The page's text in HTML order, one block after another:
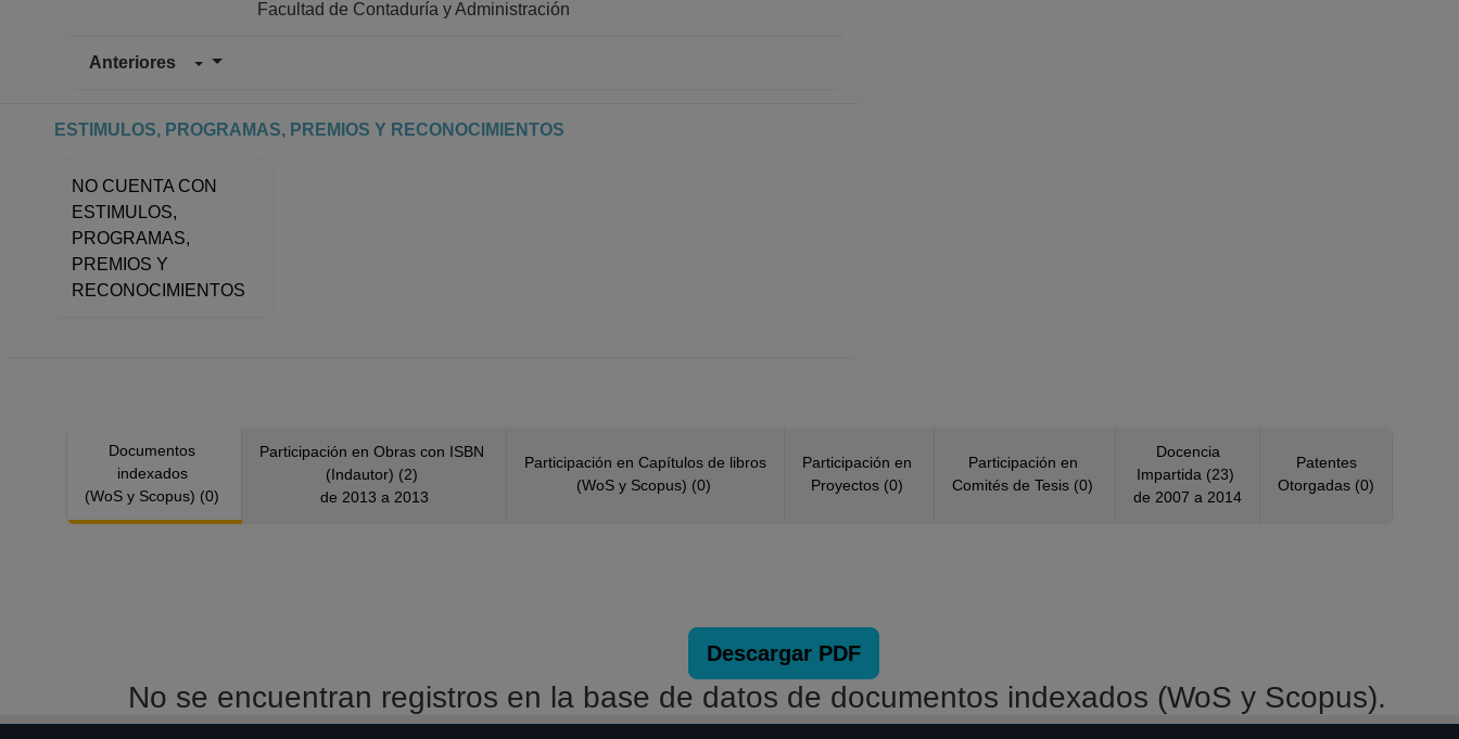
Facultad de Contaduría y Administración
Anteriores
PROFESOR ASIGNATURA B TP Definitivo
ESTIMULOS, PROGRAMAS, PREMIOS Y RECONOCIMIENTOS
NO CUENTA CON
ESTIMULOS,
PROGRAMAS,
PREMIOS Y
RECONOCIMIENTOS
Documentos
indexados
(WoS y Scopus) (0)
Participación en Obras con ISBN
(Indautor) (2)
de 2013 a 2013
Participación en Capítulos de libros
(WoS y Scopus) (0)
Participación en
Proyectos (0)
Participación en
Comités de Tesis (0)
Docencia
Impartida (23)
de 2007 a 2014
Patentes
Otorgadas (0)
Descargar PDF
No se encuentran registros en la base de datos de documentos indexados (WoS y Scopus).